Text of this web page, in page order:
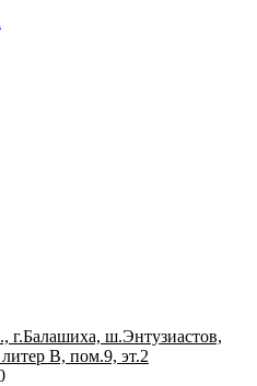
г.Балашиха, ш.Энтузиастов,
В, пом.9, эт.2